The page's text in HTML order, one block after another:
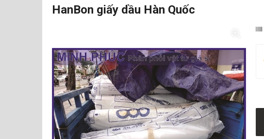
HanBon giấy dầu Hàn Quốc